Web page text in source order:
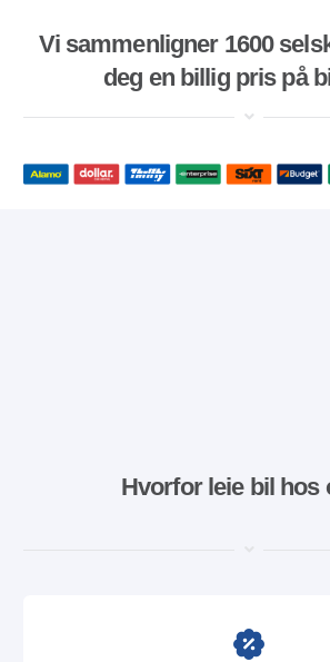
Vi sammenligner 1600
deg en billig pris på
Hvorfor leie bil hos